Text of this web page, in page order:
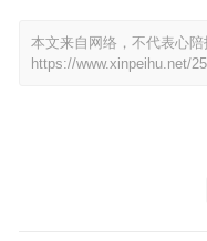
本文来自网络，不代表心陪
https://www.xinpeihu.net/